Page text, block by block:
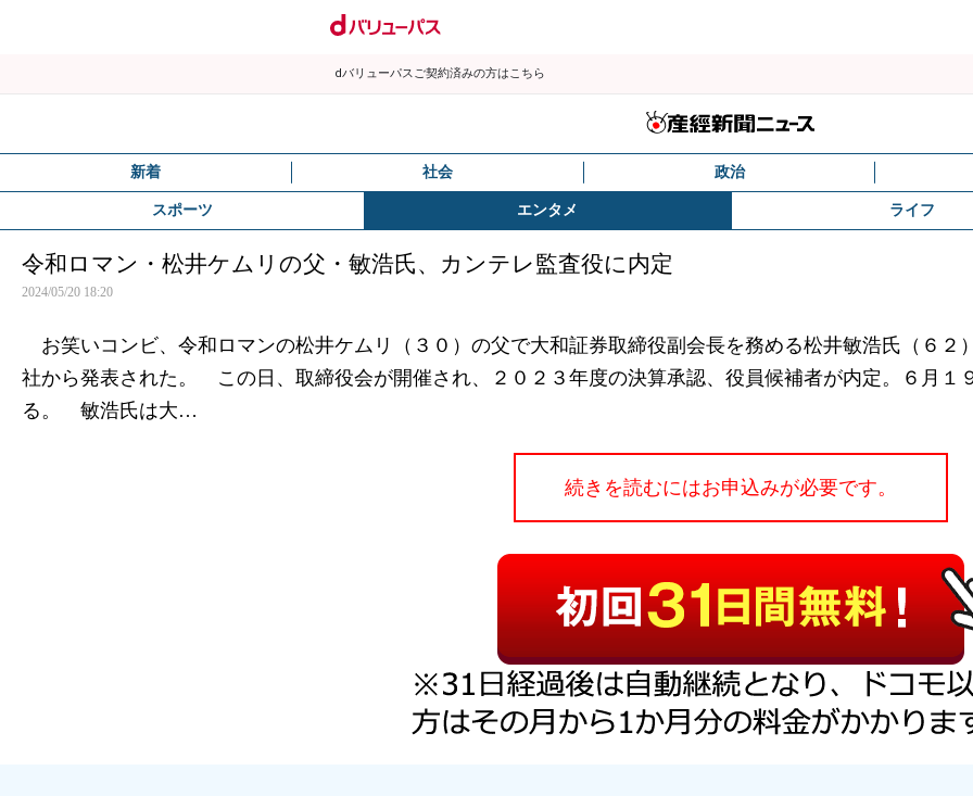
dバリューパスご契約済みの方はこちら
新着 社会 政治
スポーツ エンタメ ライフ
令和ロマン・松井ケムリの父・敏浩氏、カンテレ監査役に内定
2024/05/20 18:20
お笑いコンビ、令和ロマンの松井ケムリ（３０）の父で大和証券取締役副会長を務める松井敏浩氏（６２
社から発表された。 この日、取締役会が開催され、２０２３年度の決算承認、役員候補者が内定。６月１
る。 敏浩氏は大…
続きを読むにはお申込みが必要です。